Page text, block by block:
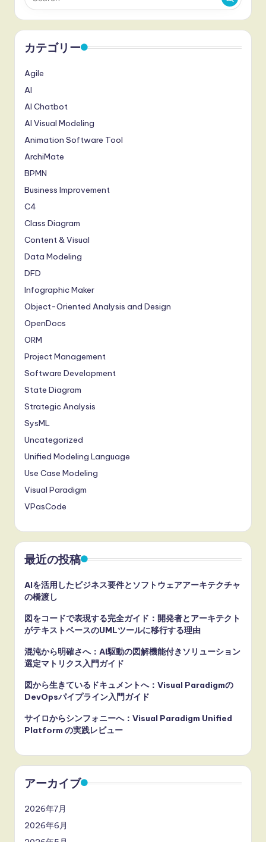
カテゴリー
Agile
AI
AI Chatbot
AI Visual Modeling
Animation Software Tool
ArchiMate
BPMN
Business Improvement
C4
Class Diagram
Content & Visual
Data Modeling
DFD
Infographic Maker
Object-Oriented Analysis and Design
OpenDocs
ORM
Project Management
Software Development
State Diagram
Strategic Analysis
SysML
Uncategorized
Unified Modeling Language
Use Case Modeling
Visual Paradigm
VPasCode
最近の投稿
AIを活用したビジネス要件とソフトウェアアーキテクチャ
の橋渡し
図をコードで表現する完全ガイド：開発者とアーキテクト
がテキストベースのUMLツールに移行する理由
混沌から明確さへ：AI駆動の図解機能付きソリューション
選定マトリクス入門ガイド
図から生きているドキュメントへ：Visual Paradigmの
DevOpsパイプライン入門ガイド
サイロからシンフォニーへ：Visual Paradigm Unified
Platform の実践レビュー
アーカイブ
2026年7月
2026年6月